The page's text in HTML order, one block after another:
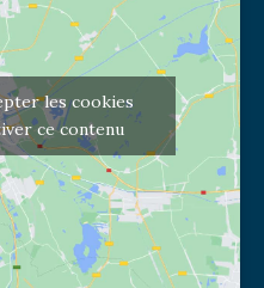
les cookies
ce contenu